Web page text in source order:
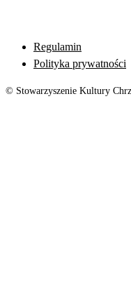
Regulamin
Polityka prywatności
© Stowarzyszenie Kultury